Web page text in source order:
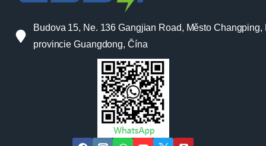
Budova 15, Ne. 136 Gangjian Road, Město Changping,
provincie Guangdong, Čína